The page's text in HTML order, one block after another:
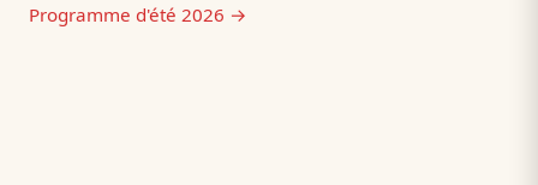
Programme d'été 2026 →